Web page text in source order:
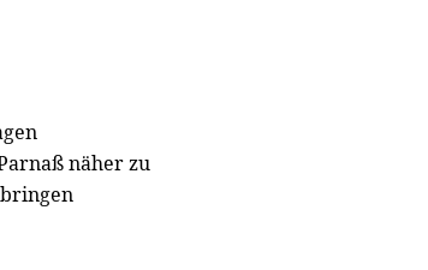
näher zu